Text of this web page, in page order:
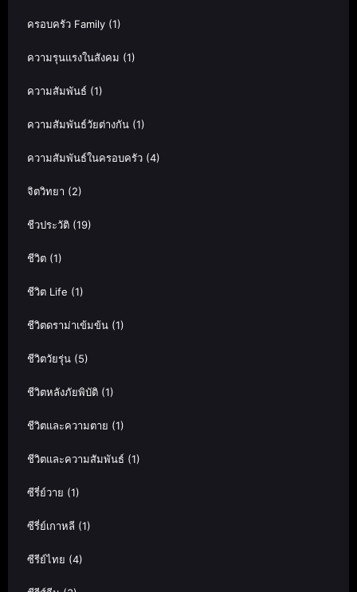
ครอบครัว Family (1)
ความรุนแรงในสังคม (1)
ความสัมพันธ์ (1)
ความสัมพันธ์วัยต่างกัน (1)
ความสัมพันธ์ในครอบครัว (4)
จิตวิทยา (2)
ชีวประวัติ (19)
ชีวิต (1)
ชีวิต Life (1)
ชีวิตดราม่าเข้มข้น (1)
ชีวิตวัยรุ่น (5)
ชีวิตหลังภัยพิบัติ (1)
ชีวิตและความตาย (1)
ชีวิตและความสัมพันธ์ (1)
ซีรี่ย์วาย (1)
ซีรี่ย์เกาหลี (1)
ซีรีย์ไทย (4)